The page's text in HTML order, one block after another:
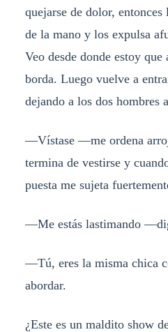
quejarse de dolor, entonces
de la mano y los expulsa
Veo desde donde estoy
borda. Luego vuelve a
dejando a los dos hombres
—Vístase —me ordena
termina de vestirse y
puesta me sujeta
—Me estás lastimando
—Tú, eres la misma chica
abordar.
¿Este es un maldito show